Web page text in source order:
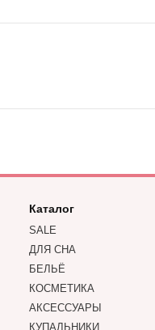
Каталог
SALE
ДЛЯ СНА
БЕЛЬЁ
КОСМЕТИКА
АКСЕССУАРЫ
КУПАЛЬНИКИ